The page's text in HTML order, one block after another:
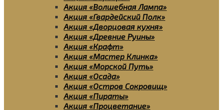
Акция «Волшебная Лампа»
Акция «Гвардейский Полк»
Акция «Дворцовая кухня»
Акция «Древние Руины»
Акция «Крафт»
Акция «Мастер Клинка»
Акция «Морской Путь»
Акция «Осада»
Акция «Остров Сокровищ»
Акция «Пираты»
Акция «Процветание»